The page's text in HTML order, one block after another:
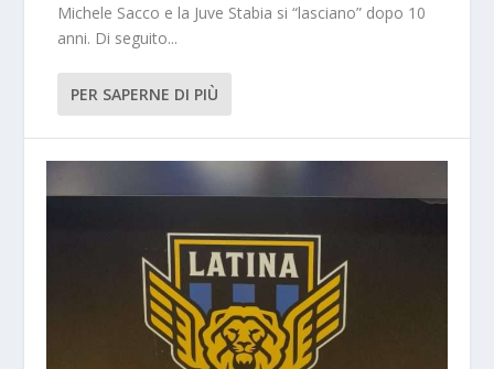
Michele Sacco e la Juve Stabia si “lasciano” dopo 10
anni. Di seguito...
PER SAPERNE DI PIÙ